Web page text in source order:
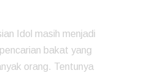
Idol masih menjadi
bakat yang
orang. Tentunya